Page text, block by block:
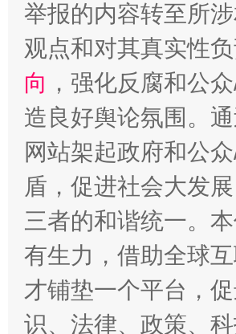
举报的内容转至所
观点和对其真实性负
向 ，强化反腐和公
造良好舆论氛围。
网站架起政府和公
盾，促进社会大发
三者的和谐统一。
有生力，借助全球
才铺垫一个平台，
识、法律、政策、